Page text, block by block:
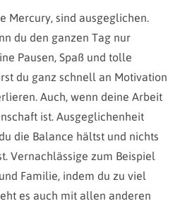
Mercury, sind ausgeglichen.
du den ganzen Tag nur
Pausen, Spaß und tolle
du ganz schnell an Motivation
Auch, wenn deine Arbeit
ist. Ausgeglichenheit
die Balance hältst und nichts
Vernachlässige zum Beispiel
Familie, indem du zu viel
es auch mit allen anderen